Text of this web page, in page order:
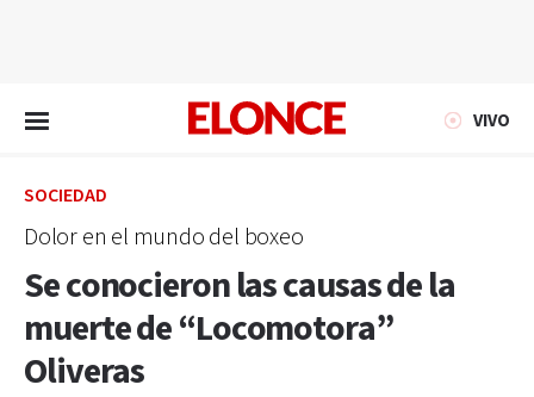
VIVO
SOCIEDAD
Dolor en el mundo del boxeo
Se conocieron las causas de la
muerte de “Locomotora”
Oliveras